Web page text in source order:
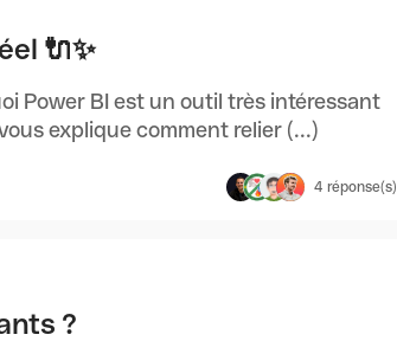
🔌✨
Power BI est un outil très intéressant
explique comment relier (...)
4 réponse(s)
?